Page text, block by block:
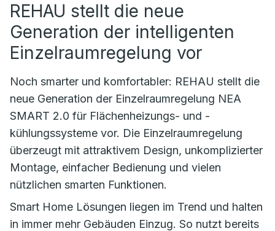
REHAU stellt die neue
Generation der intelligenten
Einzelraumregelung vor
Noch smarter und komfortabler: REHAU stellt die
neue Generation der Einzelraumregelung NEA
SMART 2.0 für Flächenheizungs- und -
kühlungssysteme vor. Die Einzelraumregelung
überzeugt mit attraktivem Design, unkomplizierter
Montage, einfacher Bedienung und vielen
nützlichen smarten Funktionen.
Smart Home Lösungen liegen im Trend und halten
in immer mehr Gebäuden Einzug. So nutzt bereits